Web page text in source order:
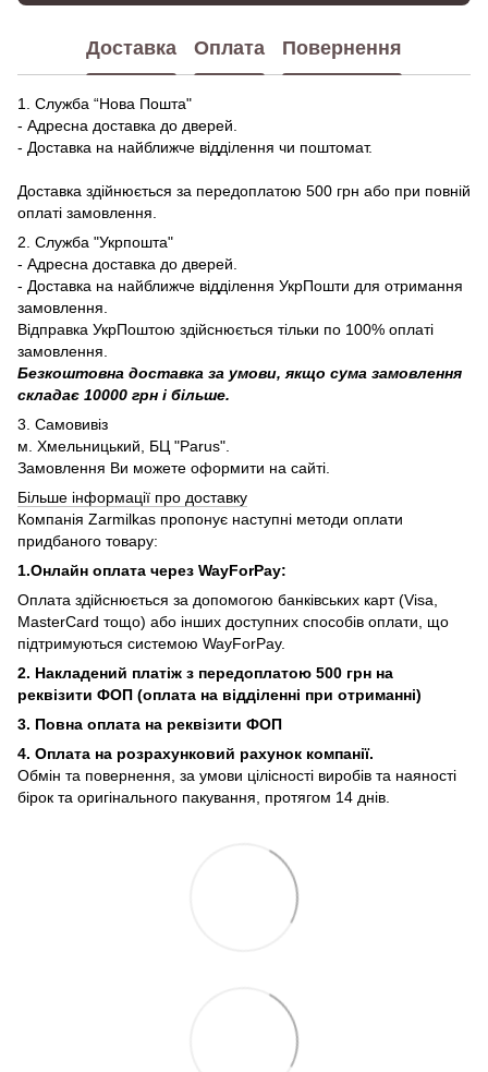
Доставка Оплата Повернення
1. Служба “Нова Пошта"
- Адресна доставка до дверей.
- Доставка на найближче відділення чи поштомат.
Доставка здійнюється за передоплатою 500 грн або при повній
оплаті замовлення.
2. Служба "Укрпошта"
- Адресна доставка до дверей.
- Доставка на найближче відділення УкрПошти для отримання
замовлення.
Відправка УкрПоштою здійснюється тільки по 100% оплаті
замовлення.
Безкоштовна доставка за умови, якщо сума замовлення
складає 10000 грн і більше.
3. Самовивіз
м. Хмельницький, БЦ "Parus".
Замовлення Ви можете оформити на сайті.
Більше інформації про доставку
Компанія Zarmilkas пропонує наступні методи оплати
придбаного товару:
1.Онлайн оплата через WayForPay:
Оплата здійснюється за допомогою банківських карт (Visa,
MasterCard тощо) або інших доступних способів оплати, що
підтримуються системою WayForPay.
2. Накладений платіж з передоплатою 500 грн на
реквізити ФОП (оплата на відділенні при отриманні)
3. Повна оплата на реквізити ФОП
4. Оплата на розрахунковий рахунок компанії.
Обмін та повернення, за умови цілісності виробів та наяності
бірок та оригінального пакування, протягом 14 днів.